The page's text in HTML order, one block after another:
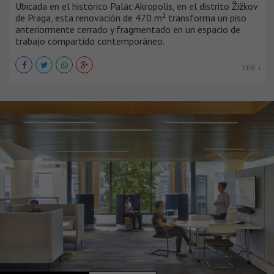
Ubicada en el histórico Palác Akropolis, en el distrito Žižkov
de Praga, esta renovación de 470 m² transforma un piso
anteriormente cerrado y fragmentado en un espacio de
trabajo compartido contemporáneo.
VER +